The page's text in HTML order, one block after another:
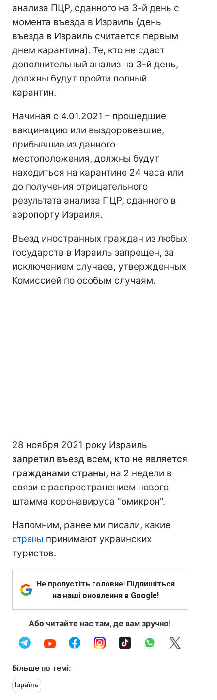
анализа ПЦР, сданного на 3-й день с
момента въезда в Израиль (день
въезда в Израиль считается первым
днем карантина). Те, кто не сдаст
дополнительный анализ на 3-й день,
должны будут пройти полный
карантин.
Hачиная с 4.01.2021 – прошедшие
вакцинацию или выздоровевшие,
прибывшие из данного
местоположения, должны будут
находиться на карантине 24 часа или
до получения отрицательного
результата анализа ПЦР, сданного в
аэропорту Израиля.
Въезд иностранных граждан из любых
государств в Израиль запрещен, за
исключением случаев, утвержденных
Комиссией по особым случаям.
28 ноября 2021 року Израиль
запретил въезд всем, кто не является
гражданами страны, на 2 недели в
связи с распространением нового
штамма коронавируса "омикрон".
Напомним, ранее ми писали, какие
страны принимают украинских
туристов.
Не пропустіть головне! Підпишіться
на наші оновлення в Google!
Або читайте нас там, де вам зручно!
Більше по темі:
Ізраїль